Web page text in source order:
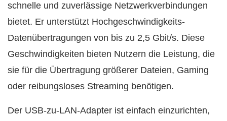
schnelle und zuverlässige Netzwerkverbindungen
bietet. Er unterstützt Hochgeschwindigkeits-
Datenübertragungen von bis zu 2,5 Gbit/s. Diese
Geschwindigkeiten bieten Nutzern die Leistung, die
sie für die Übertragung größerer Dateien, Gaming
oder reibungsloses Streaming benötigen.
Der USB-zu-LAN-Adapter ist einfach einzurichten,